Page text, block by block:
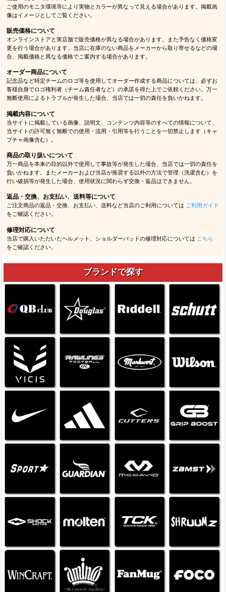
ご使用のモニタ環境等により実物とカラーが異なって見える場合があります。掲載画
像はイメージとしてご覧ください。
販売価格について
オンラインストアと実店舗で販売価格が異なる場合があります。また予告なく価格変
更を行う場合があります。当店に在庫のない商品をメーカーから取り寄せるなどの場
合、掲載価格と異なる価格でご案内する場合があります。
オーダー商品について
記念品など特定チームのロゴ等を使用してオーダー作成する商品については、必ずお
客様自身でロゴ権利者（チーム責任者など）の承諾を得た上でご依頼ください。万一
無断使用によるトラブルが発生した場合、当店では一切の責任を負いかねます。
掲載内容について
当サイトに掲載している画像、説明文、コンテンツ内容等のすべての情報について、
当サイトの許可無く無断での使用・流用・引用等を行うことを一切禁止します（キャ
プチャ画像含む）。
商品の取り扱いについて
万一商品を本来の目的以外で使用して事故等が発生した場合、当店では一切の責任を
負いかねます。またメーカーおよび当店が推奨する以外の方法で管理（洗濯含む）を
行い破損等が発生した場合、使用状況に関わらず交換・返品はできません。
返品・交換、お支払い、送料等について
ご注文商品の返品・交換、お支払い、送料など当店のご利用については ご利用ガイド
をご確認ください。
修理対応について
当店で購入いただいたヘルメット、ショルダーパッドの修理対応については こちら
をご確認ください。
ブランドで探す